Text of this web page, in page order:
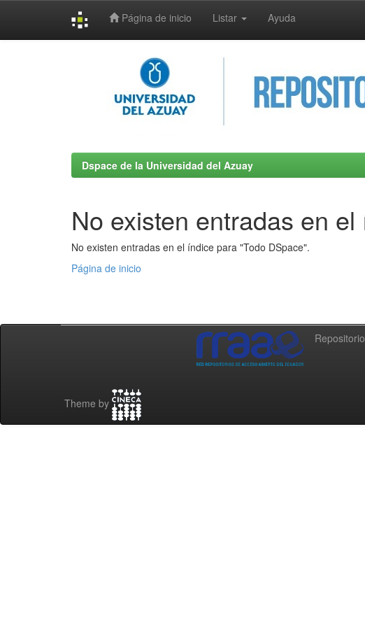
Página de inicio Listar Ayuda
Dspace de la Universidad del Azuay
No existen entradas en el
No existen entradas en el índice para "Todo DSpace".
Página de inicio
Theme by